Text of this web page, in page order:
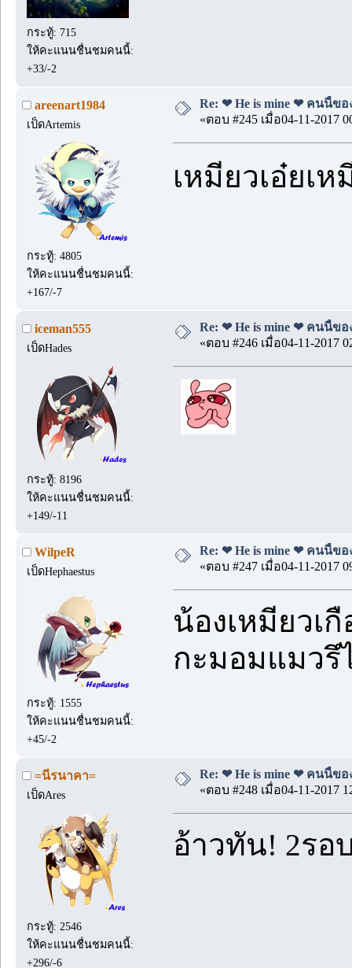
กระทู้: 715
ให้คะแนนชื่นชมคนนี้:
+33/-2
areenart1984
เป็ดArtemis
กระทู้: 4805
ให้คะแนนชื่นชมคนนี้:
+167/-7
Re: ❤ He is mine ❤ คนนี้ขอ
«ตอบ #245 เมื่อ04-11-2017
เหมียวเอ๋ยเ
iceman555
เป็ดHades
กระทู้: 8196
ให้คะแนนชื่นชมคนนี้:
+149/-11
Re: ❤ He is mine ❤ คนนี้ขอ
«ตอบ #246 เมื่อ04-11-2017
WilpeR
เป็ดHephaestus
กระทู้: 1555
ให้คะแนนชื่นชมคนนี้:
+45/-2
Re: ❤ He is mine ❤ คนนี้ขอ
«ตอบ #247 เมื่อ04-11-2017
น้องเหมียวเ
กะมอมแมวรึ
=นีรนาคา=
เป็ดAres
กระทู้: 2546
ให้คะแนนชื่นชมคนนี้:
+296/-6
Re: ❤ He is mine ❤ คนนี้ขอ
«ตอบ #248 เมื่อ04-11-2017
อ้าวทัน! 2รอ